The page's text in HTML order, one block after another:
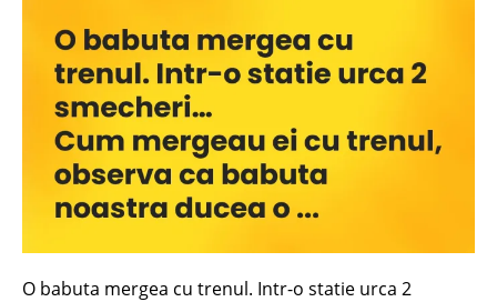
O babuta mergea cu trenul. Intr-o statie urca 2